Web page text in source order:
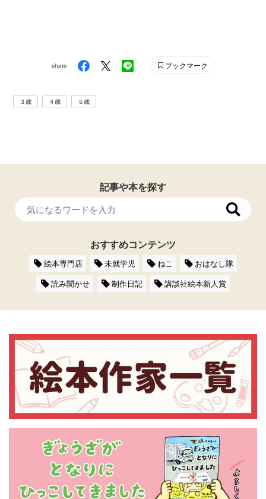
share ブックマーク
３歳 ４歳 ５歳
記事や本を探す
おすすめコンテンツ
絵本専門店 未就学児 ねこ
おはなし隊
読み聞かせ
制作日記 講談社絵本新人賞